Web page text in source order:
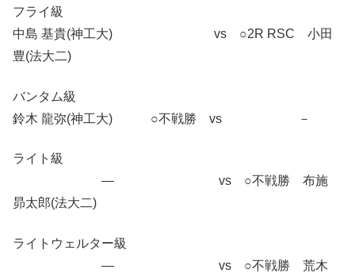
フライ級
中島 基貴(神工大) vs ○2R RSC 小田
豊(法大二)
バンタム級
鈴木 龍弥(神工大) ○不戦勝 vs －
ライト級
― vs ○不戦勝 布施
昴太郎(法大二)
ライトウェルター級
― vs ○不戦勝 荒木